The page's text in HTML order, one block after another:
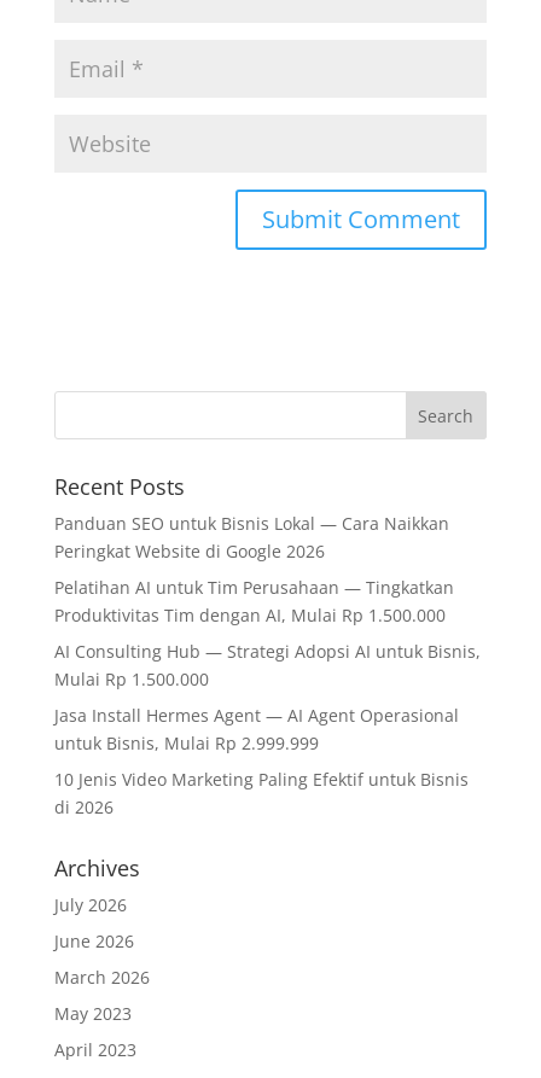
Recent Posts
Panduan SEO untuk Bisnis Lokal — Cara Naikkan
Peringkat Website di Google 2026
Pelatihan AI untuk Tim Perusahaan — Tingkatkan
Produktivitas Tim dengan AI, Mulai Rp 1.500.000
AI Consulting Hub — Strategi Adopsi AI untuk Bisnis,
Mulai Rp 1.500.000
Jasa Install Hermes Agent — AI Agent Operasional
untuk Bisnis, Mulai Rp 2.999.999
10 Jenis Video Marketing Paling Efektif untuk Bisnis
di 2026
Archives
July 2026
June 2026
March 2026
May 2023
April 2023